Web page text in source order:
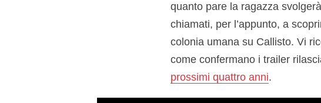
quanto pare la ragazza
chiamati, per l’appunto, a
colonia umana su Callisto. Vi
come confermano i trailer
prossimi quattro anni.